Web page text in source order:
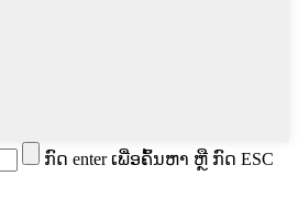
ກົດ enter ເພື່ອຄົ້ນຫາ ຫຼື ກົດ ESC